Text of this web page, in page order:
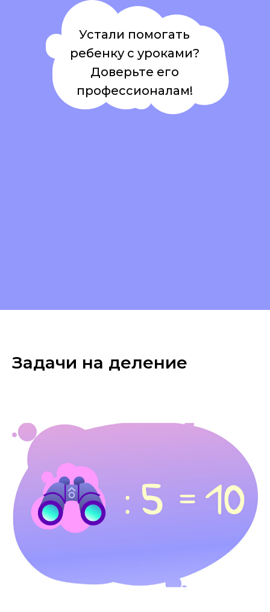
Устали помогать
ребенку с уроками?
Доверьте его
профессионалам!
Задачи на деление